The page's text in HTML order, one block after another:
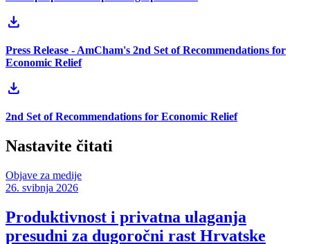
download
Press Release - AmCham's 2nd Set of Recommendations for
Economic Relief
download
2nd Set of Recommendations for Economic Relief
Nastavite čitati
Objave za medije
26. svibnja 2026
Produktivnost i privatna ulaganja
presudni za dugoročni rast Hrvatske